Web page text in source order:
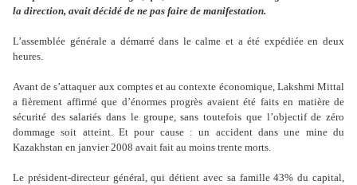
la direction, avait décidé de ne pas faire de manifestation.
L’assemblée générale a démarré dans le calme et a été expédiée en deux
heures.
Avant de s’attaquer aux comptes et au contexte économique, Lakshmi Mittal
a fièrement affirmé que d’énormes progrès avaient été faits en matière de
sécurité des salariés dans le groupe, sans toutefois que l’objectif de zéro
dommage soit atteint. Et pour cause : un accident dans une mine du
Kazakhstan en janvier 2008 avait fait au moins trente morts.
Le président-directeur général, qui détient avec sa famille 43% du capital,